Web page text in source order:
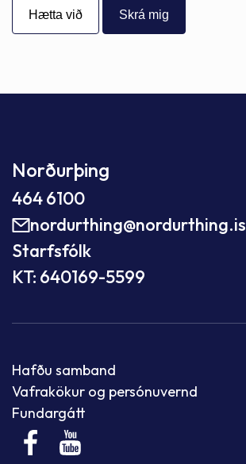
Hætta við
Norðurþing
464 6100
nordurthing@nordurthing.is
Starfsfólk
KT: 640169-5599
Hafðu samband
Vafrakökur og persónuvernd
Fundargátt